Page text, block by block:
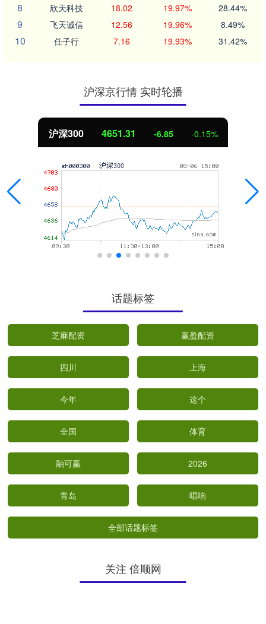
8 欣天科技 18.02 19.97% 28.44%
9 飞天诚信 12.56 19.96% 8.49%
10 任子行 7.16 19.93% 31.42%
沪深京行情 实时轮播
沪深300 4651.31 -6.85 -0.15%
话题标签
芝麻配资 赢盈配资
四川 上海
今年 这个
全国 体育
融可赢 2026
青岛 唱响
全部话题标签
关注 倍顺网